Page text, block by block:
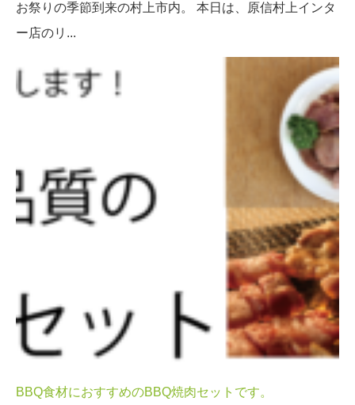
お祭りの季節到来の村上市内。 本日は、原信村上インタ
ー店のリ...
BBQ食材におすすめのBBQ焼肉セットです。